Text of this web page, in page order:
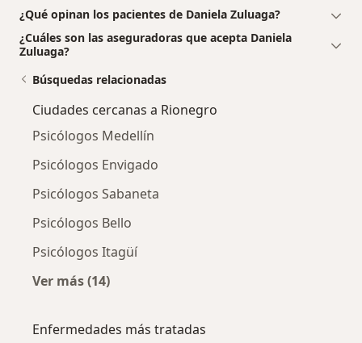
¿Qué opinan los pacientes de Daniela Zuluaga?
¿Cuáles son las aseguradoras que acepta Daniela
Zuluaga?
Búsquedas relacionadas
Ciudades cercanas a Rionegro
Psicólogos Medellín
Psicólogos Envigado
Psicólogos Sabaneta
Psicólogos Bello
Psicólogos Itagüí
Ver más (14)
Enfermedades más tratadas